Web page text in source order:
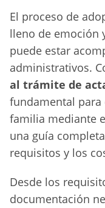
El proceso de
lleno de emoción
puede estar
administrativos.
al trámite de
fundamental para
familia mediante
una guía
requisitos y los
Desde los
documentación